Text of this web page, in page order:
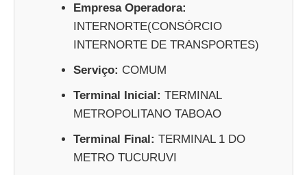
Empresa Operadora:
INTERNORTE(CONSÓRCIO
INTERNORTE DE TRANSPORTES)
Serviço: COMUM
Terminal Inicial: TERMINAL
METROPOLITANO TABOAO
Terminal Final: TERMINAL 1 DO
METRO TUCURUVI